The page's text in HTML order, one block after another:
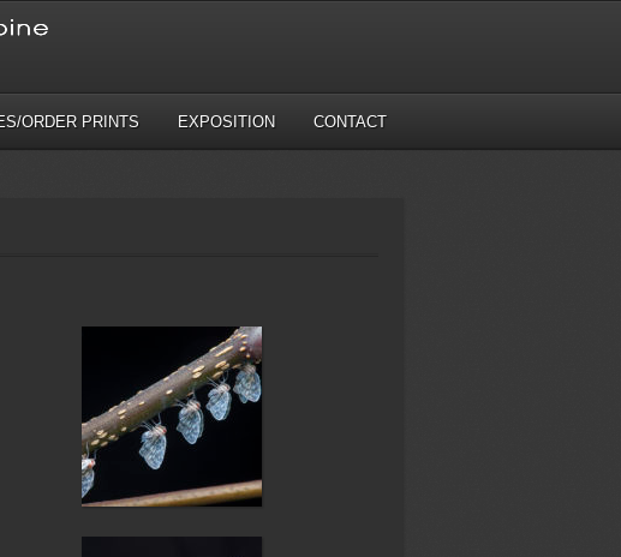
ORDER PRINTS EXPOSITION CONTACT